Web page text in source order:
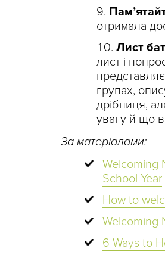
отримала
Лист
лист і
групах,
дрібниця,
увагу й що
За матеріалами:
Welcoming
School Year
How to
Welcoming
6 Ways to